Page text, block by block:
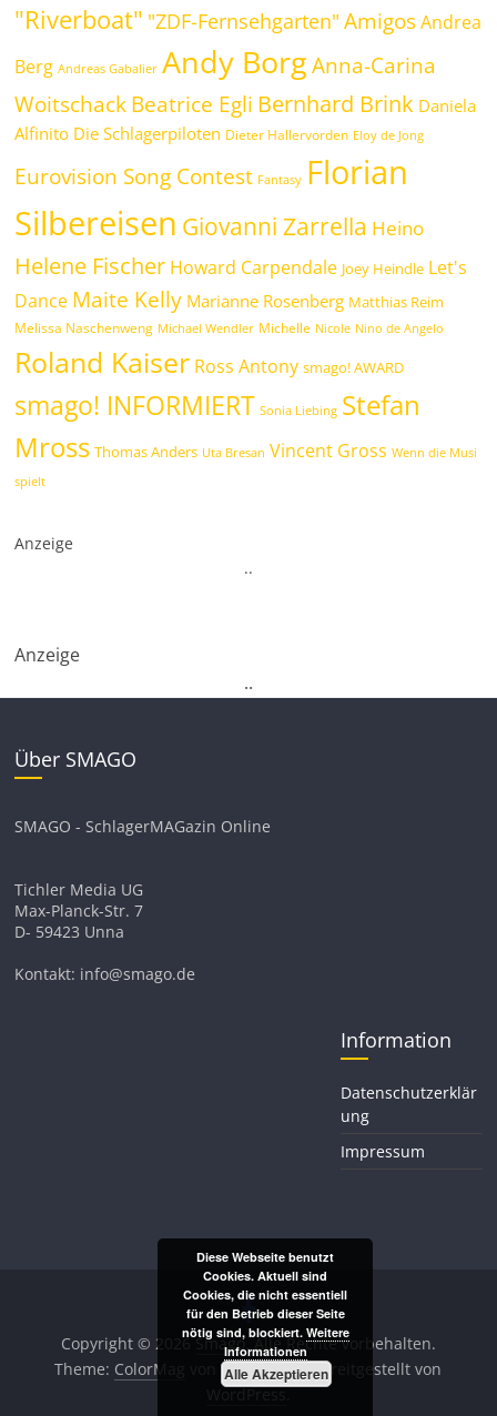
"Riverboat" "ZDF-Fernsehgarten" Amigos Andrea
Berg Andreas Gabalier Andy Borg Anna-Carina
WoitschackBeatrice Egli Bernhard Brink Daniela
Alfinito Die Schlagerpiloten Dieter Hallervorden Eloy de Jong
Eurovision Song Contest Fantasy Florian
Silbereisen Giovanni Zarrella Heino
Helene Fischer Howard Carpendale Joey Heindle Let's
Dance Maite Kelly Marianne Rosenberg Matthias Reim
Melissa Naschenweng Michael Wendler Michelle Nicole Nino de Angelo
Roland Kaiser Ross Antony smago! AWARD
smago! INFORMIERT Sonia Liebing Stefan
Mross Thomas Anders Uta Bresan Vincent Gross Wenn die Musi
spielt
Anzeige
..
Anzeige
..
Über SMAGO
SMAGO - SchlagerMAGazin Online
Tichler Media UG
Max-Planck-Str. 7
D- 59423 Unna
Kontakt: info@smago.de
Information
Datenschutzerklär
ung
Impressum
Copyright © 2026Smago. Alle Rechte vorbehalten.
Theme: ColorMag
von ThemeGrill. Bereitgestellt von
WordPress.
Diese Webseite benutzt
Cookies. Aktuell sind
Cookies, die nicht essentiell
für den Betrieb dieser Seite
nötig sind, blockiert. Weitere
Informationen
Alle Akzeptieren